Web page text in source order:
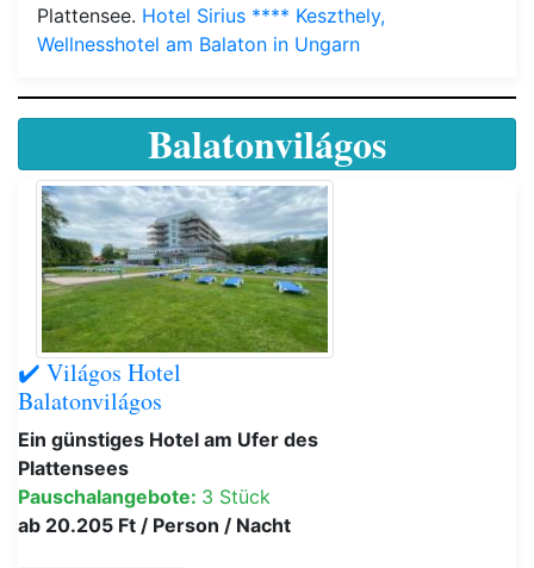
Plattensee. Hotel Sirius **** Keszthely,
Wellnesshotel am Balaton in Ungarn
Balatonvilágos
✔️ Világos Hotel
Balatonvilágos
Ein günstiges Hotel am Ufer des
Plattensees
Pauschalangebote: 3 Stück
ab 20.205 Ft / Person / Nacht